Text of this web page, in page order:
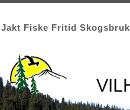
Jakt Fiske Fritid Skogsbruk